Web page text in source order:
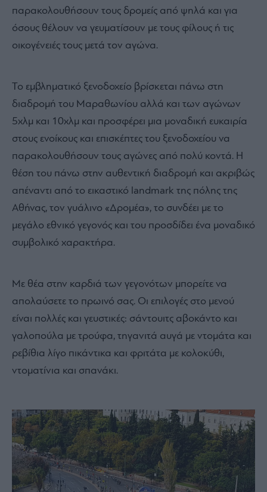
παρακολουθήσουν τους δρομείς από ψηλά και για
όσους θέλουν να γευματίσουν με τους φίλους ή τις
οικογένειές τους μετά τον αγώνα.
Το εμβληματικό ξενοδοχείο βρίσκεται πάνω στη
διαδρομή του Μαραθωνίου αλλά και των αγώνων
5χλμ και 10χλμ και προσφέρει μια μοναδική ευκαιρία
στους ενοίκους και επισκέπτες του ξενοδοχείου να
παρακολουθήσουν τους αγώνες από πολύ κοντά. Η
θέση του πάνω στην αυθεντική διαδρομή και ακριβώς
απέναντι από το εικαστικό landmark της πόλης της
Αθήνας, τον γυάλινο «Δρομέα», το συνδέει με το
μεγάλο εθνικό γεγονός και του προσδίδει ένα μοναδικό
συμβολικό χαρακτήρα.
Με θέα στην καρδιά των γεγονότων μπορείτε να
απολαύσετε το πρωινό σας. Οι επιλογές στο μενού
είναι πολλές και γευστικές: σάντουιτς αβοκάντο και
γαλοπούλα με τρούφα, τηγανιτά αυγά με ντομάτα και
ρεβίθια λίγο πικάντικα και φριτάτα με κολοκύθι,
ντοματίνια και σπανάκι.